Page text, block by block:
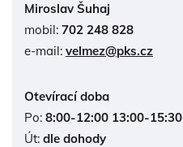
Miroslav Šuhaj
mobil: 702 248 828
e-mail: velmez@pks.cz
Otevírací doba
Po: 8:00-12:00 13:00-15:30
Út: dle dohody